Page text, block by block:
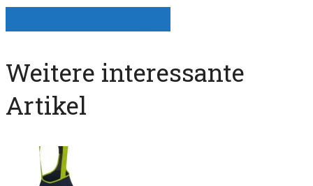
Weitere interessante
Artikel